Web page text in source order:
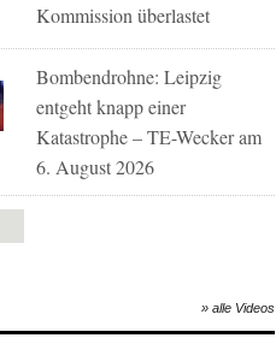
Kommission überlastet
Bombendrohne: Leipzig
entgeht knapp einer
Katastrophe – TE-Wecker am
6. August 2026
» alle Videos